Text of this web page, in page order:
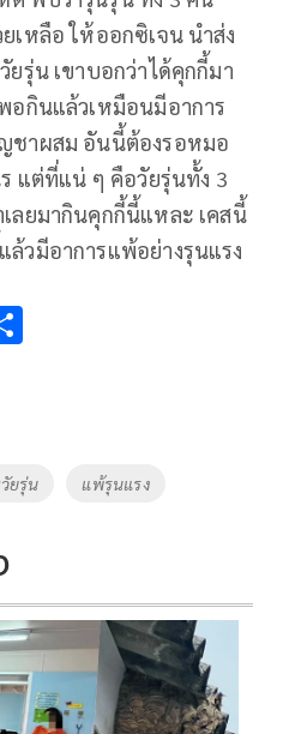
เหลือ ให้ออกซิเจน นำส่ง
ยรุ่น เขาบอกว่าได้คุกกี้มา
อกินแล้วเหมือนมีอาการ
ชาผสม อันนี้ต้องรอหมอ
แต่ที่แน่ ๆ คือวัยรุ่นทั้ง 3
ลยมากินคุกกี้นี้แหละ เคสนี้
วมีอาการแพ้อย่างรุนแรง
ยรุ่น แพ้รุนแรง